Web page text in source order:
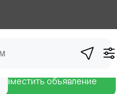
объявление